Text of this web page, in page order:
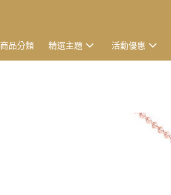
商品分類 精選主題 活動優惠